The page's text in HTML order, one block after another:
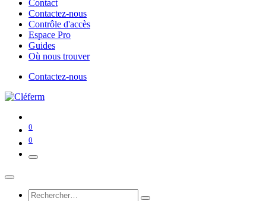
Contact
Contactez-nous
Contrôle d'accès
Espace Pro
Guides
Où nous trouver
Contactez-nous
0
0